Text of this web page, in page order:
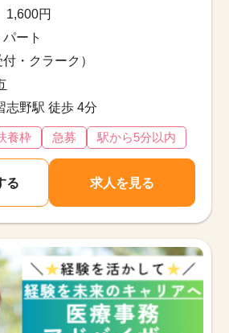
1,600円
ート
・クラーク）
志野駅 徒歩 4分
養枠 急募 駅から5分以内
る 求人を見る